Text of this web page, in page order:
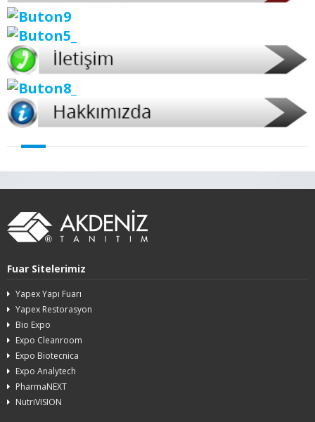
Fuar Sitelerimiz
Yapex Yapı Fuarı
Yapex Restorasyon
Bio Expo
Expo Cleanroom
Expo Biotecnica
Expo Analytech
PharmaNEXT
NutriVISION